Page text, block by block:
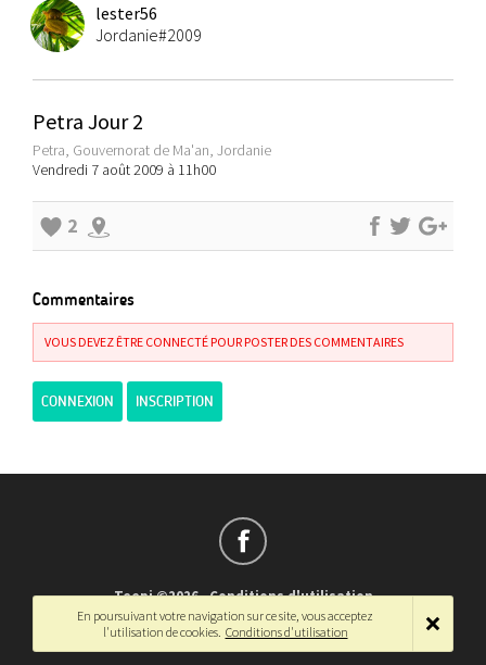
lester56
Jordanie#2009
Petra Jour 2
Petra, Gouvernorat de Ma'an, Jordanie
Vendredi 7 août 2009 à 11h00
2
Commentaires
VOUS DEVEZ ÊTRE CONNECTÉ POUR POSTER DES COMMENTAIRES
CONNEXION INSCRIPTION
Teepi ©2026-Conditions d'utilisation
Français-English
En poursuivant votre navigation sur ce site, vous acceptez
l'utilisation de cookies. Conditions d'utilisation